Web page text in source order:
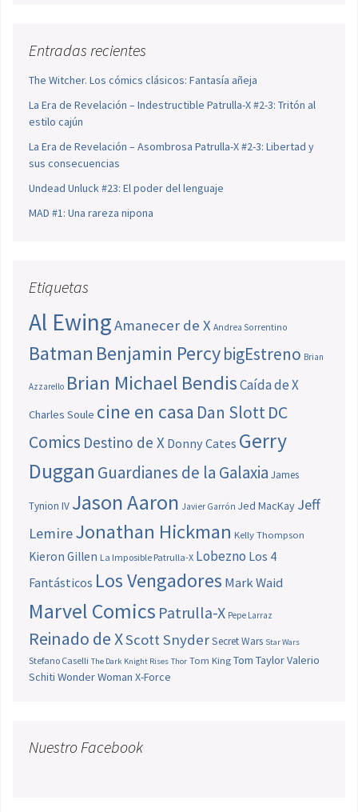
Entradas recientes
The Witcher. Los cómics clásicos: Fantasía añeja
La Era de Revelación – Indestructible Patrulla-X #2-3: Tritón al
estilo cajún
La Era de Revelación – Asombrosa Patrulla-X #2-3: Libertad y
sus consecuencias
Undead Unluck #23: El poder del lenguaje
MAD #1: Una rareza nipona
Etiquetas
Al EwingAmanecer de X Andrea Sorrentino
Batman Benjamin PercybigEstreno Brian
Azzarello Brian Michael BendisCaída de X
Charles Soule cine en casa Dan SlottDC
Comics Destino de X Donny Cates Gerry
Duggan Guardianes de la Galaxia James
Tynion IV Jason Aaron Javier Garrón Jed MacKay Jeff
LemireJonathan Hickman Kelly Thompson
Kieron Gillen La Imposible Patrulla-X Lobezno Los 4
Fantásticos Los Vengadores Mark Waid
Marvel Comics Patrulla-X Pepe Larraz
Reinado de XScott SnyderSecret Wars Star Wars
Stefano Caselli The Dark Knight Rises Thor Tom King Tom TaylorValerio
Schiti Wonder Woman X-Force
Nuestro Facebook